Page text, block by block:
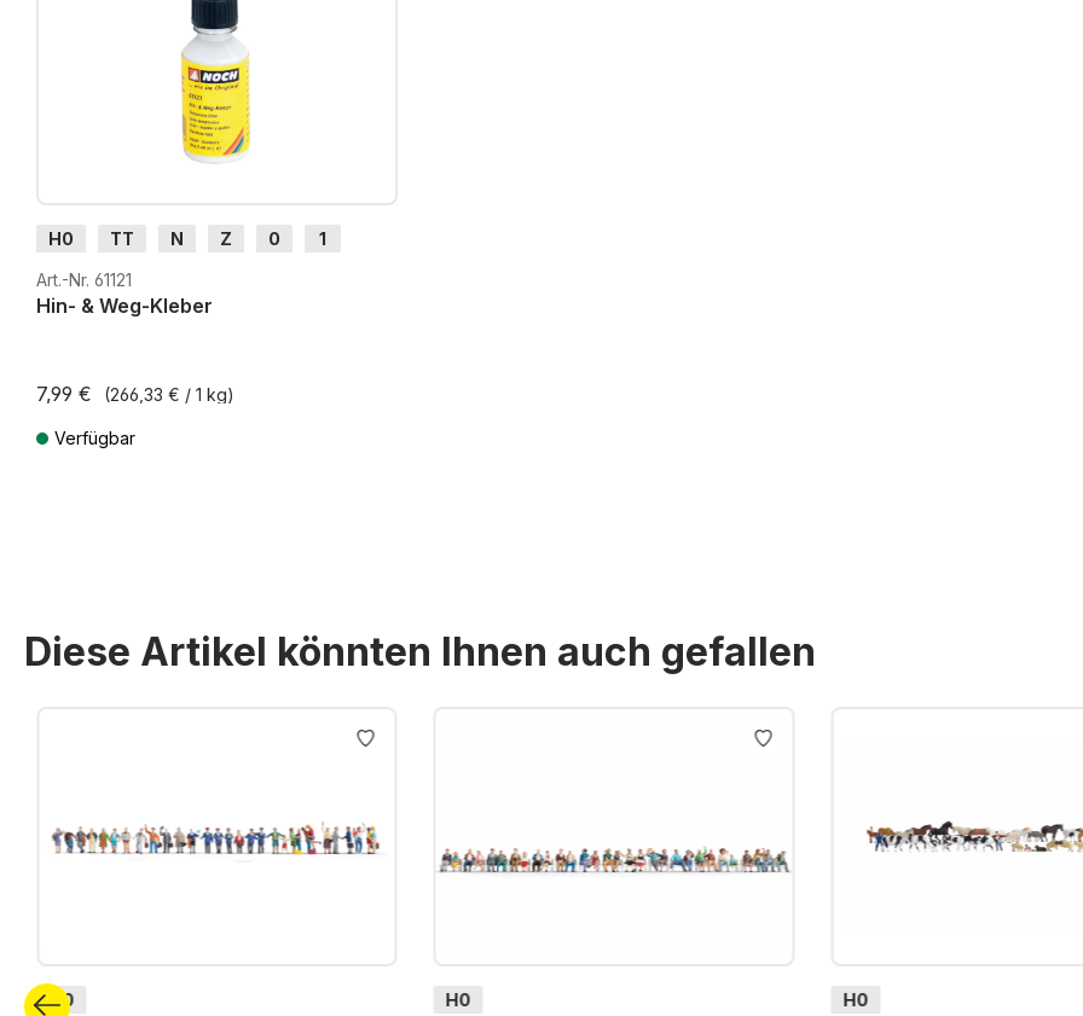
H0 TT N Z 0
1
G
H0m
Art.-Nr. 61121
Hin- & Weg-Kleber
7,99 € (266,33 € / 1 kg)
Verfügbar
Diese Artikel könnten Ihnen auch gefallen
Produktgalerie überspringen
H0
H0
H0